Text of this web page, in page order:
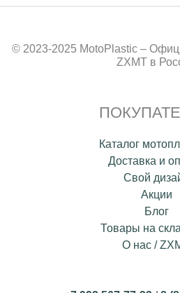
© 2023-2025 MotoPlastic –
ZXMT в
Каталог
Доставка и
Свой
Акции
Блог
Товары на
О нас /